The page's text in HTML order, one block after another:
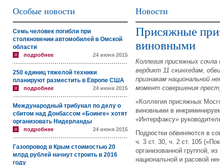
Особые новости
Семь человек погибли при
столкновении автомобилей в Омской
области
подробнее 24 июня 2015
250 единиц тяжелой техники
планируют разместить в Европе США
подробнее 24 июня 2015
Международный трибунал по делу о
сбитом над Донбассом «Боинге» хотят
организовать Нидерланды
подробнее 24 июня 2015
Газопровод в Крым стоимостью 20
млрд рублей начнут строить в 2016
году
Новости
Присяжные
виновными
Коллегия присяжных
вердикт 11 скинхедам,
признакам национальной
момент совершения
«Коллегия присяжных
виновными в
«Интерфаксу»
Подростки обвиняются в
ч. 3 ст. 30, ч. 2 ст. 105 («П
организованной группой,
национальной и расовой